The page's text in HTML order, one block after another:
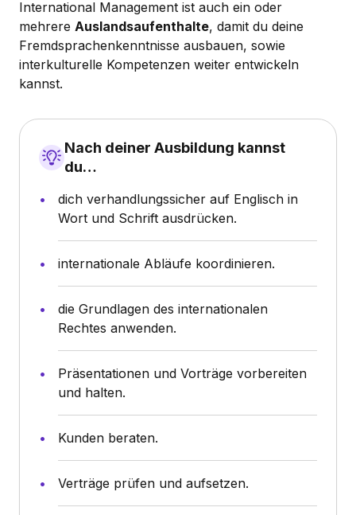
International Management ist auch ein oder
mehrere Auslandsaufenthalte, damit du deine
Fremdsprachenkenntnisse ausbauen, sowie
interkulturelle Kompetenzen weiter entwickeln
kannst.
Nach deiner Ausbildung kannst
du…
dich verhandlungssicher auf Englisch in
Wort und Schrift ausdrücken.
internationale Abläufe koordinieren.
die Grundlagen des internationalen
Rechtes anwenden.
Präsentationen und Vorträge vorbereiten
und halten.
Kunden beraten.
Verträge prüfen und aufsetzen.